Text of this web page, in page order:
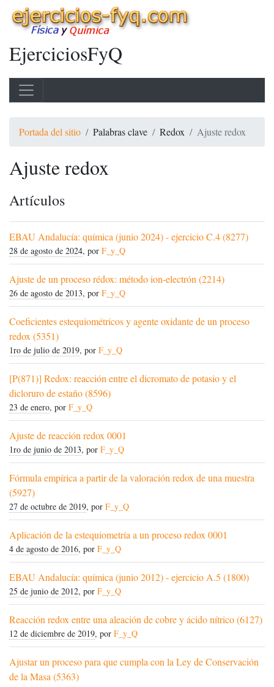
EjerciciosFyQ
Portada del sitio Palabras clave Redox Ajuste redox
Ajuste redox
Artículos
EBAU Andalucía: química (junio 2024) - ejercicio C.4 (8277)
28 de agosto de 2024, por F_y_Q
Ajuste de un proceso rédox: método ion-electrón (2214)
26 de agosto de 2013, por F_y_Q
Coeficientes estequiométricos y agente oxidante de un proceso
redox (5351)
1ro de julio de 2019, por F_y_Q
[P(871)] Redox: reacción entre el dicromato de potasio y el
dicloruro de estaño (8596)
23 de enero, por F_y_Q
Ajuste de reacción redox 0001
1ro de junio de 2013, por F_y_Q
Fórmula empírica a partir de la valoración redox de una muestra
(5927)
27 de octubre de 2019, por F_y_Q
Aplicación de la estequiometría a un proceso redox 0001
4 de agosto de 2016, por F_y_Q
EBAU Andalucía: química (junio 2012) - ejercicio A.5 (1800)
25 de junio de 2012, por F_y_Q
Reacción redox entre una aleación de cobre y ácido nítrico (6127)
12 de diciembre de 2019, por F_y_Q
Ajustar un proceso para que cumpla con la Ley de Conservación
de la Masa (5363)